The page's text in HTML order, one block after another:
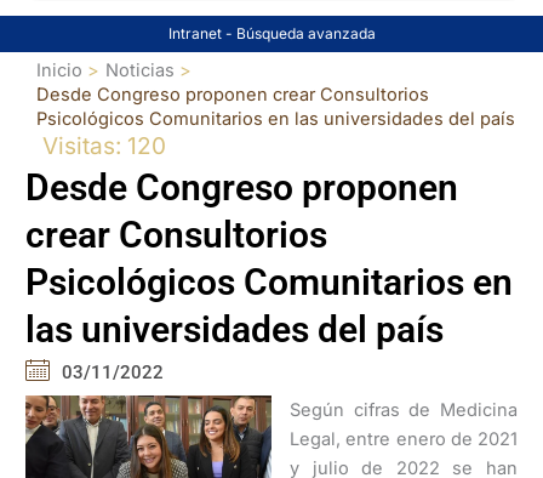
Intranet - Búsqueda avanzada
Inicio
Noticias
Desde Congreso proponen crear Consultorios
Psicológicos Comunitarios en las universidades del país
Visitas: 120
Desde Congreso proponen
crear Consultorios
Psicológicos Comunitarios en
las universidades del país
03/11/2022
Según cifras de Medicina
Legal, entre enero de 2021
y julio de 2022 se han